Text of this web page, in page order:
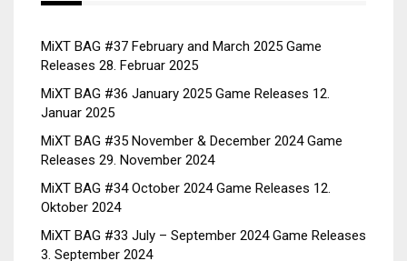
MiXT BAG #37 February and March 2025 Game
Releases 28. Februar 2025
MiXT BAG #36 January 2025 Game Releases 12.
Januar 2025
MiXT BAG #35 November & December 2024 Game
Releases 29. November 2024
MiXT BAG #34 October 2024 Game Releases 12.
Oktober 2024
MiXT BAG #33 July – September 2024 Game Releases
3. September 2024